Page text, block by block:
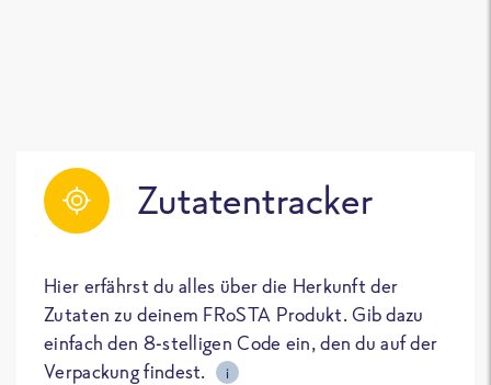
Zutatentracker
Hier erfährst du alles über die Herkunft der
Zutaten zu deinem FRoSTA Produkt. Gib dazu
einfach den 8-stelligen Code ein, den du auf der
Verpackung findest.
i